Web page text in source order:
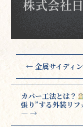
← 金属サイディ
カバー工法とは？
張り”する外装リフ
―→